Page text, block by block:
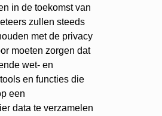
in de toekomst van
zullen steeds
met de privacy
moeten zorgen dat
wet- en
en functies die
een
data te verzamelen